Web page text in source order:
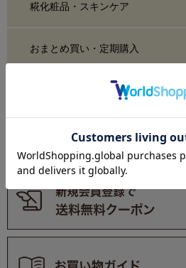
糀化粧品・スキンケア
おまとめ買い・定期購入